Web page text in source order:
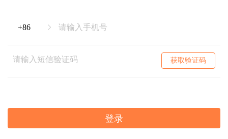
获取验证码
登录